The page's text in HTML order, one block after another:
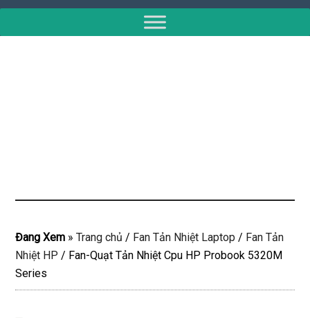
Đang Xem »Trang chủ / Fan Tản Nhiệt Laptop / Fan Tản
Nhiệt HP / Fan-Quạt Tản Nhiệt Cpu HP Probook 5320M
Series